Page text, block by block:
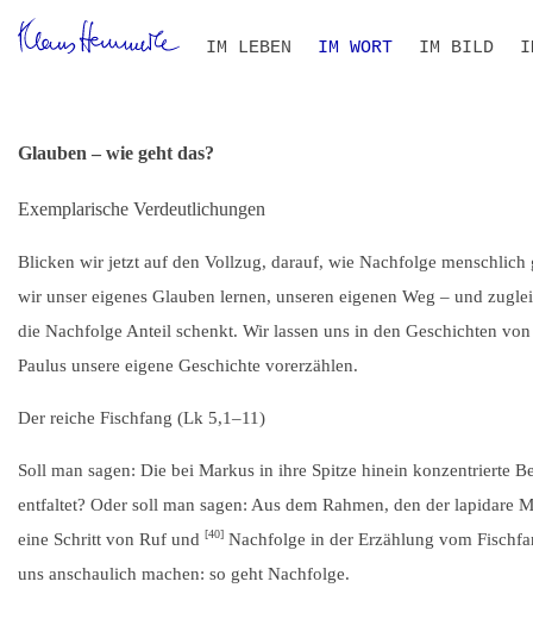
IM LEBEN
IM WORT
IM BILD
Glauben – wie geht das?
Exemplarische Verdeutlichungen
Blicken wir jetzt auf den Vollzug, darauf, wie Nachfolge
wir unser eigenes Glauben lernen, unseren eigenen Weg – und
die Nachfolge Anteil schenkt. Wir lassen uns in den Geschichten
Paulus unsere eigene Geschichte vorerzählen.
Der reiche Fischfang (Lk 5,1–11)
Soll man sagen: Die bei Markus in ihre Spitze hinein konzentrierte
entfaltet? Oder soll man sagen: Aus dem Rahmen, den der
eine Schritt von Ruf und [40] Nachfolge in der Erzählung vom
uns anschaulich machen: so geht Nachfolge.